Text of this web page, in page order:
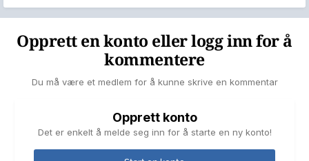
Opprett en konto eller logg inn for å
kommentere
Du må være et medlem for å kunne skrive en kommentar
Opprett konto
Det er enkelt å melde seg inn for å starte en ny konto!